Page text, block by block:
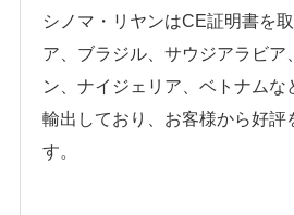
シノマ・リヤンはCE証明書を
ア、ブラジル、サウジアラビア
ン、ナイジェリア、ベトナムな
輸出しており、お客様から好評
す。